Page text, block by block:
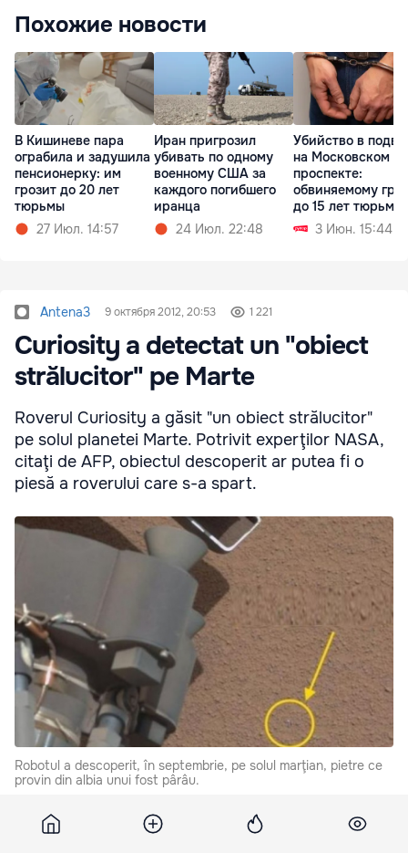
Похожие новости
В Кишиневе пара
ограбила и задушила
пенсионерку: им
грозит до 20 лет
тюрьмы
27 Июл. 14:57
Иран пригрозил
убивать по одному
военному США за
каждого погибшего
иранца
24 Июл. 22:48
Убийство в
на Московском
проспекте:
обвиняемому
до 15 лет тюрьмы
3 Июн. 15:44
Antena3 9 октября 2012, 20:53 1 221
Curiosity a detectat un "obiect
strălucitor" pe Marte
Roverul Curiosity a găsit "un obiect strălucitor"
pe solul planetei Marte. Potrivit experţilor NASA,
citaţi de AFP, obiectul descoperit ar putea fi o
piesă a roverului care s-a spart.
Robotul a descoperit, în septembrie, pe solul marţian, pietre ce
provin din albia unui fost pârâu.
"Echipa care se ocupă de Curiosity a decis să nu